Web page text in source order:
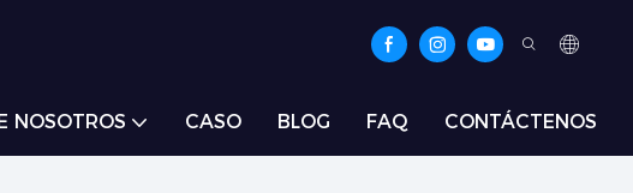
NOSOTROS CASO BLOG FAQ CONTÁCTENOS